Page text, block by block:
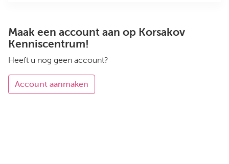
Maak een account aan op Korsakov
Kenniscentrum!
Heeft u nog geen account?
Account aanmaken